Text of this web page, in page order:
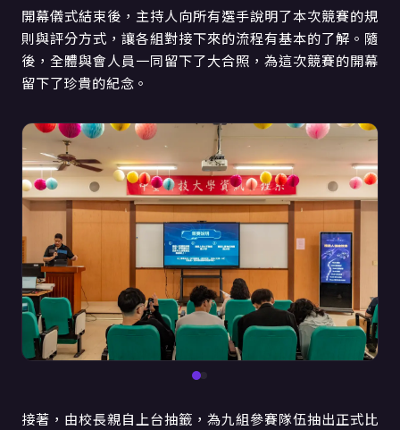
開幕儀式結束後，主持人向所有選手說明了本次競賽的規
則與評分方式，讓各組對接下來的流程有基本的了解。隨
後，全體與會人員一同留下了大合照，為這次競賽的開幕
留下了珍貴的紀念。
接著，由校長親自上台抽籤，為九組參賽隊伍抽出正式比